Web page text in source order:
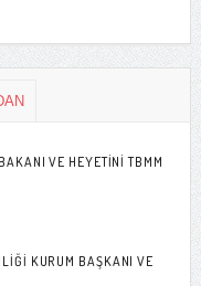
VE HEYETINI TBMM
KURUM BAŞKANI VE